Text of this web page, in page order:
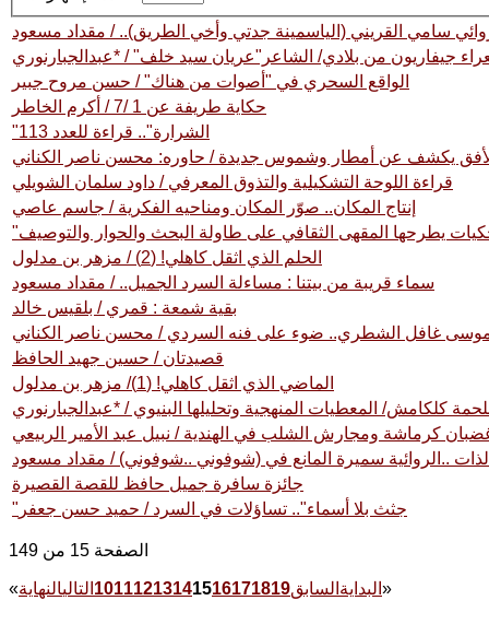
سامي القريني (الياسمينة جدتي وأخي الطريق).. / مقداد مسعود
جيفاريون من بلادي/ الشاعر"عريان سيد خلف" / *عبدالجبارنوري
الواقع السحري في "أصوات من هناك" / حسن مروح جبير
حكاية طريفة عن 1 /7 / أكرم الخاطر
"الشرارة".. قراءة للعدد 113
يكشف عن أمطار وشموس جديدة / حاوره: محسن ناصر الكناني
قراءة اللوحة التشكيلية والتذوق المعرفي / داود سلمان الشويلي
إنتاج المكان.. صوّر المكان ومناحيه الفكرية / جاسم عاصي
يطرحها المقهى الثقافي على طاولة البحث والحوار والتوصيف
الحلم الذي اثقل كاهلي! (2) / مزهر بن مدلول
سماء قريبة من بيتنا : مساءلة السرد الجميل.. / مقداد مسعود
بقية شمعة : قمري / بلقيس خالد
غافل الشطري.. ضوء على فنه السردي / محسن ناصر الكناني
قصيدتان / حسين جهيد الحافظ
الماضي الذي اثقل كاهلي! (1)/ مزهر بن مدلول
كلكامش/ المعطيات المنهجية وتحليلها البنيوي / *عبدالجبارنوري
كرماشة ومجارش الشلب في الهندية / نبيل عبد الأمير الربيعي
..الروائية سميرة المانع في (شوفوني ..شوفوني) / مقداد مسعود
جائزة سافرة جميل حافظ للقصة القصيرة
"جثث بلا أسماء".. تساؤلات في السرد / حميد حسن جعفر
الصفحة 15 من 149
« البداية السابق 10111213141516171819 التاليالنهاية »